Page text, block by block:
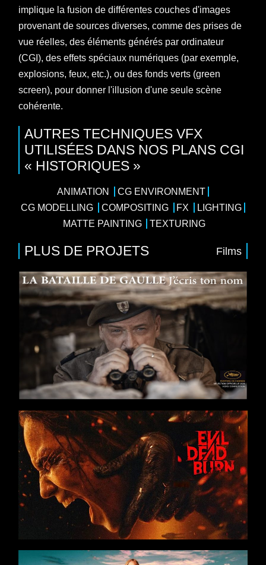
implique la fusion de différentes couches d'images
provenant de sources diverses, comme des prises de
vue réelles, des éléments générés par ordinateur
(CGI), des effets spéciaux numériques (par exemple,
explosions, feux, etc.), ou des fonds verts (green
screen), pour donner l'illusion d'une seule scène
cohérente.
AUTRES TECHNIQUES VFX
UTILISÉES DANS NOS PLANS CGI
« HISTORIQUES »
ANIMATION
CG ENVIRONMENT
CG MODELLING
COMPOSITING FX
LIGHTING
MATTE PAINTING
TEXTURING
PLUS DE PROJETS Films
Films
Action /Guerre/Histoire
Pathé Films
Réalisateur : Antonin Baudry
Films
Action Drame/Thriller
Réalisateur : Sébastien Vaniček